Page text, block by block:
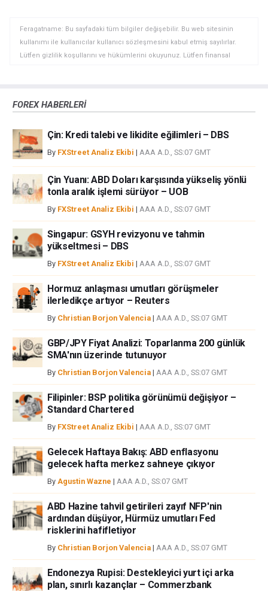
Feragatname: Bu sayfadaki tüm bilgiler değişebilir. Bu web sitesinin
kullanımı ile kullanıcılar kullanıcı sözleşmesini kabul etmiş sayılırlar.
Lütfen gizlilik koşullarını ve hükümlerini okuyunuz. Lütfen finansal
bir alan olmayabilir. Diğer finansal araçlar içinden döviz ticaretini tercih
iştahınızı dikkatlice gözden geçiriniz. FXStreet’de ifade edilen görüşler
bireysel yazarlara aittir, fxstreet.com veya yönetimin görüşlerini ifade
etmemektedir. Bilgilerde hatalar yada eksikler bulunabilir. FXStreet
bağımsız yazarların görüşlerini doğrulamak zorunda değildir.
FXStreet’de verilen herhangi bir görüş, haber, araştırma, analiz, fiyatlar
veya fxstreet.comtarafından bu sitede yayınlanan bilgiler çalışanlar,
ortaklar yada katkıda bulunanlar tarafından genel piyasa yorumu olarak
bilgilerin kullanımı nedeniyle doğrudan yada dolaylı olarak ortaya
çıkabilecek herhangi bir kar kaybı herhangi bir sınırlama olmaksızın
herhangi bir kayıp ya da hasar için sorumluluk kabul etmemektedir.
FOREX HABERLERİ
Çin: Kredi talebi ve likidite eğilimleri – DBS
By FXStreet Analiz Ekibi | AAA A.D., SS:07 GMT
Çin Yuanı: ABD Doları karşısında yükseliş yönlü
tonla aralık işlemi sürüyor – UOB
By FXStreet Analiz Ekibi | AAA A.D., SS:07 GMT
Singapur: GSYH revizyonu ve tahmin
yükseltmesi – DBS
By FXStreet Analiz Ekibi | AAA A.D., SS:07 GMT
Hormuz anlaşması umutları görüşmeler
ilerledikçe artıyor – Reuters
By Christian Borjon Valencia | AAA A.D., SS:07 GMT
GBP/JPY Fiyat Analizi: Toparlanma 200 günlük
SMA'nın üzerinde tutunuyor
By Christian Borjon Valencia | AAA A.D., SS:07 GMT
Filipinler: BSP politika görünümü değişiyor –
Standard Chartered
By FXStreet Analiz Ekibi | AAA A.D., SS:07 GMT
Gelecek Haftaya Bakış: ABD enflasyonu
gelecek hafta merkez sahneye çıkıyor
By Agustin Wazne | AAA A.D., SS:07 GMT
ABD Hazine tahvil getirileri zayıf NFP'nin
ardından düşüyor, Hürmüz umutları Fed
risklerini hafifletiyor
By Christian Borjon Valencia | AAA A.D., SS:07 GMT
Endonezya Rupisi: Destekleyici yurt içi arka
plan, sınırlı kazançlar – Commerzbank